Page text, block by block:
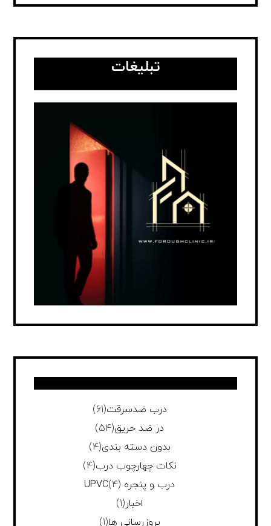
تبلیغات
درب ضدسرقت(61)
در ضد حریق(54)
بدون دسته بندی(4)
نکات چهارچوب درب(4)
درب و پنجره UPVC (4)
اخبار(1)
بروزرسانی ها(1)